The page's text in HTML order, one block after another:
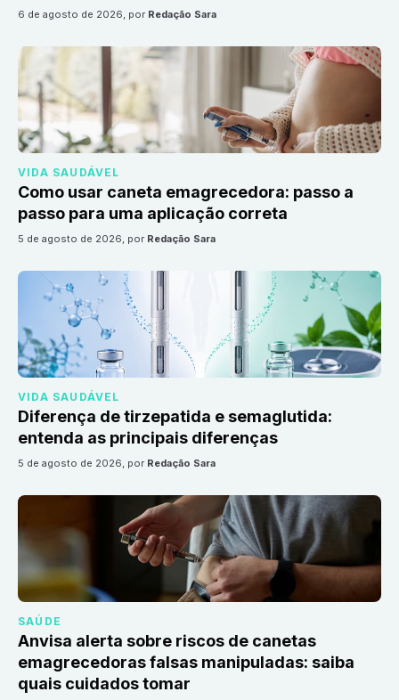
6 de agosto de 2026, por Redação Sara
VIDA SAUDÁVEL
Como usar caneta emagrecedora: passo a
passo para uma aplicação correta
5 de agosto de 2026, por Redação Sara
VIDA SAUDÁVEL
Diferença de tirzepatida e semaglutida:
entenda as principais diferenças
5 de agosto de 2026, por Redação Sara
SAÚDE
Anvisa alerta sobre riscos de canetas
emagrecedoras falsas manipuladas: saiba
quais cuidados tomar